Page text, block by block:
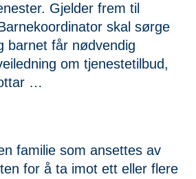
Gjelder frem til
skal sørge
barnet får nødvendig
om tjenestetilbud,
…
familie som ansettes av
for å ta imot ett eller flere
nivå